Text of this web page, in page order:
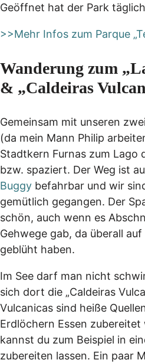
Geöffnet hat der Park
>>Mehr Infos zum Parque
Wanderung zum
& „Caldeiras
Gemeinsam mit unseren
(da mein Mann Philip
Stadtkern Furnas zum Lago
bzw. spaziert. Der Weg ist
Buggy befahrbar und wir
gemütlich gegangen. Der
schön, auch wenn es
Gehwege gab, da überall
geblüht haben.
Im See darf man nicht
sich dort die „Caldeiras
Vulcanicas sind heiße
Erdlöchern Essen zubereitet
kannst du zum Beispiel in
zubereiten lassen. Ein paar